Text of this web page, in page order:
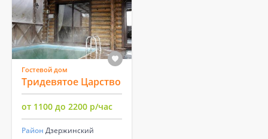
Гостевой дом
Тридевятое Царство
от 1100 до 2200 р/час
Район Дзержинский